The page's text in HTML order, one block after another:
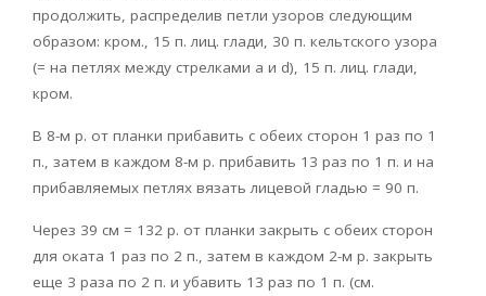
продолжить, распределив петли узоров следующим
образом: кром., 15 п. лиц. глади, 30 п. кельтского узора
(= на петлях между стрелками a и d), 15 п. лиц. глади,
кром.
В 8-м р. от планки прибавить с обеих сторон 1 раз по 1
п., затем в каждом 8-м р. прибавить 13 раз по 1 п. и на
прибавляемых петлях вязать лицевой гладью = 90 п.
Через 39 см = 132 р. от планки закрыть с обеих сторон
для оката 1 раз по 2 п., затем в каждом 2-м р. закрыть
еще 3 раза по 2 п. и убавить 13 раз по 1 п. (см.